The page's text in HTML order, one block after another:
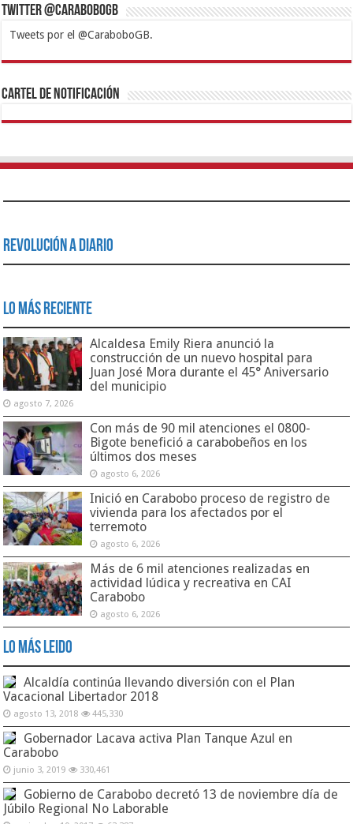
Twitter @CaraboboGB
Tweets por el @CaraboboGB.
1xbetBetturkeyBetistKralbetSupertotobetTipobetMatadorbetMariobet
https://mvbcasino.com/
Cartel de Notificación
Revolución a Diario
Lo Más Reciente
Alcaldesa Emily Riera anunció la
construcción de un nuevo hospital para
Juan José Mora durante el 45° Aniversario
del municipio
agosto 7, 2026
Con más de 90 mil atenciones el 0800-
Bigote benefició a carabobeños en los
últimos dos meses
agosto 6, 2026
Inició en Carabobo proceso de registro de
vivienda para los afectados por el
terremoto
agosto 6, 2026
Más de 6 mil atenciones realizadas en
actividad lúdica y recreativa en CAI
Carabobo
agosto 6, 2026
Lo Más Leido
Alcaldía continúa llevando diversión con el Plan
Vacacional Libertador 2018
agosto 13, 2018 445,330
Gobernador Lacava activa Plan Tanque Azul en
Carabobo
junio 3, 2019 330,461
Gobierno de Carabobo decretó 13 de noviembre día de
Júbilo Regional No Laborable